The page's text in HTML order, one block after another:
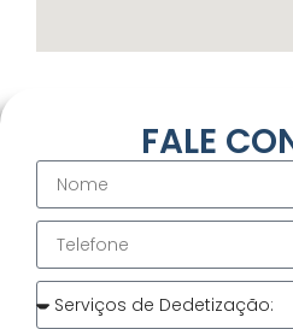
FALE